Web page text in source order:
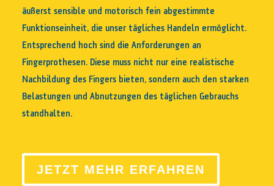
äußerst sensible und motorisch fein abgestimmte
Funktionseinheit, die unser tägliches Handeln ermöglicht.
Entsprechend hoch sind die Anforderungen an
Fingerprothesen. Diese muss nicht nur eine realistische
Nachbildung des Fingers bieten, sondern auch den starken
Belastungen und Abnutzungen des täglichen Gebrauchs
standhalten.
JETZT MEHR ERFAHREN